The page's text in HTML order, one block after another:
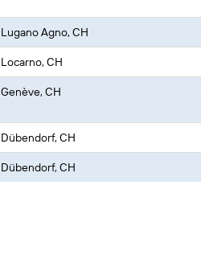
Lugano Agno, CH
Locarno, CH
Genève, CH
Dübendorf, CH
Dübendorf, CH